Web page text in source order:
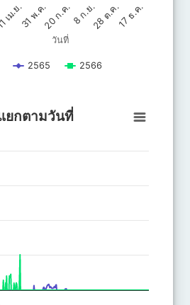
วันที่
20 ก.ค.
เม.ย.31 พ.ค. 8 ก.ย.28 ต.ค.17 ธ.ค.
2565 2566
ยกตามวันที่
เภอแม่อาย แยกตามวันที่